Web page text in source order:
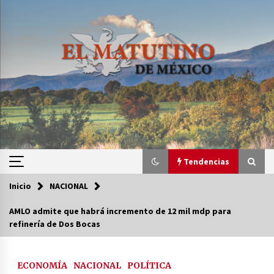
Tendencias
Tendencias
Inicio NACIONAL
AMLO admite que habrá incremento de 12 mil mdp para
refinería de Dos Bocas
ECONOMÍA NACIONAL POLÍTICA